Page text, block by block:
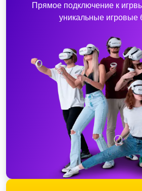
Прямое подключение к
уникальные игровые